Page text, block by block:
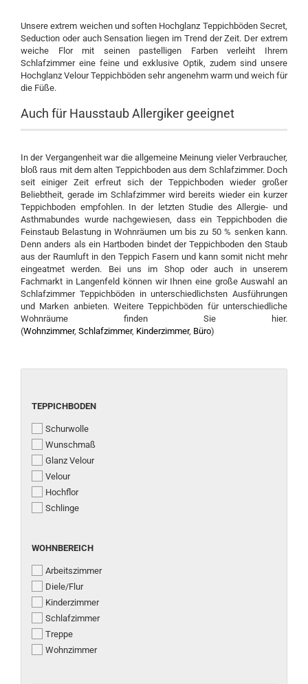
Unsere extrem weichen und soften Hochglanz Teppichböden Secret,
Seduction oder auch Sensation liegen im Trend der Zeit. Der extrem
weiche Flor mit seinen pastelligen Farben verleiht Ihrem
Schlafzimmer eine feine und exklusive Optik, zudem sind unsere
Hochglanz Velour Teppichböden sehr angenehm warm und weich für
die Füße.
Auch für Hausstaub Allergiker geeignet
In der Vergangenheit war die allgemeine Meinung vieler Verbraucher,
bloß raus mit dem alten Teppichboden aus dem Schlafzimmer. Doch
seit einiger Zeit erfreut sich der Teppichboden wieder großer
Beliebtheit, gerade im Schlafzimmer wird bereits wieder ein kurzer
Teppichboden empfohlen. In der letzten Studie des Allergie- und
Asthmabundes wurde nachgewiesen, dass ein Teppichboden die
Feinstaub Belastung in Wohnräumen um bis zu 50 % senken kann.
Denn anders als ein Hartboden bindet der Teppichboden den Staub
aus der Raumluft in den Teppich Fasern und kann somit nicht mehr
eingeatmet werden. Bei uns im Shop oder auch in unserem
Fachmarkt in Langenfeld können wir Ihnen eine große Auswahl an
Schlafzimmer Teppichböden in unterschiedlichsten Ausführungen
und Marken anbieten. Weitere Teppichböden für unterschiedliche
Wohnräume finden Sie hier.
(Wohnzimmer, Schlafzimmer, Kinderzimmer, Büro)
TEPPICHBODEN
TEPPICHBODEN
Schurwolle
Wunschmaß
Glanz Velour
Velour
Hochflor
Schlinge
WOHNBEREICH
WOHNBEREICH
Arbeitszimmer
Diele/Flur
Kinderzimmer
Schlafzimmer
Treppe
Wohnzimmer